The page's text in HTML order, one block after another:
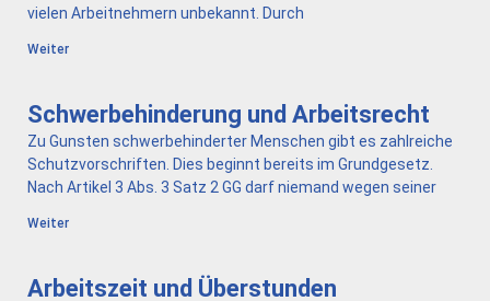
vielen Arbeitnehmern unbekannt. Durch
Weiter
Schwerbehinderung und Arbeitsrecht
Zu Gunsten schwerbehinderter Menschen gibt es zahlreiche
Schutzvorschriften. Dies beginnt bereits im Grundgesetz.
Nach Artikel 3 Abs. 3 Satz 2 GG darf niemand wegen seiner
Weiter
Arbeitszeit und Überstunden